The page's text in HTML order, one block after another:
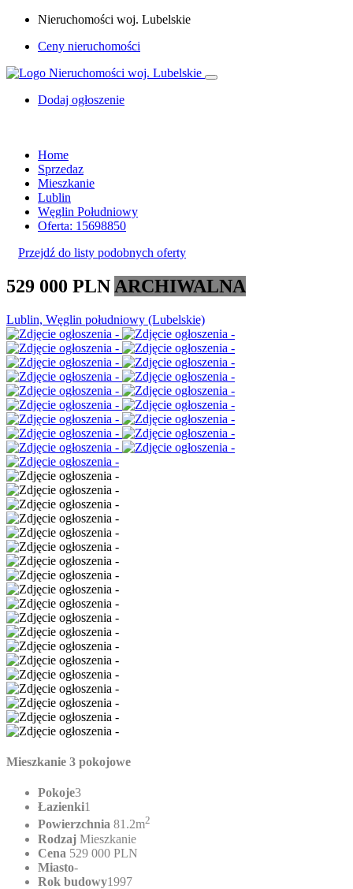
Nieruchomości woj. Lubelskie
Ceny nieruchomości
Dodaj ogłoszenie
Home
Sprzedaz
Mieszkanie
Lublin
Węglin Południowy
Oferta: 15698850
Przejdź do listy podobnych oferty
529 000 PLN ARCHIWALNA
Lublin, Węglin południowy (Lubelskie)
Mieszkanie 3 pokojowe
Pokoje3
Łazienki1
Powierzchnia 81.2m2
Rodzaj Mieszkanie
Cena 529 000 PLN
Miasto-
Rok budowy1997